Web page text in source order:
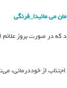
می مانید!_فرنگی
در صورت بروز
از خوددرمانی،